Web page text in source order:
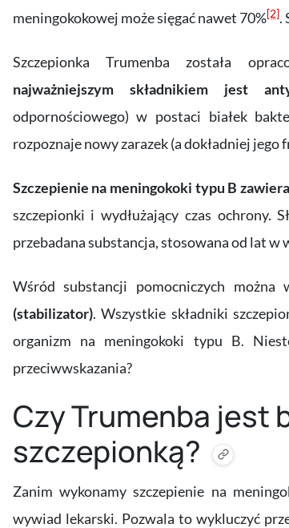
meningokokowej może sięgać nawet 70%[2].
Szczepionka Trumenba została
najważniejszym składnikiem jest
odpornościowego) w postaci białek
rozpoznaje nowy zarazek (a dokładniej jego
Szczepienie na meningokoki typu B
szczepionki i wydłużający czas ochrony.
przebadana substancja, stosowana od lat w
Wśród substancji pomocniczych można
(stabilizator). Wszystkie składniki
organizm na meningokoki typu B.
przeciwwskazania?
Czy Trumenba jest
szczepionką?
Zanim wykonamy szczepienie na
wywiad lekarski. Pozwala to wykluczyć